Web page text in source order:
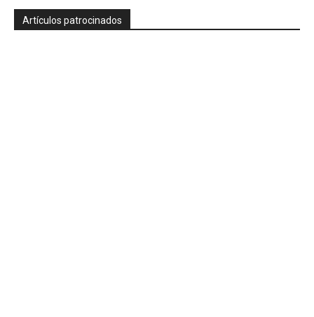
Artículos patrocinados